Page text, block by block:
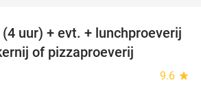
44%
uur) + evt. + lunchproeverij
of pizzaproeverij
9.6 star